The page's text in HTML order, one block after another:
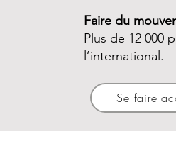
Faire du
Plus de 12 000
l’international.
Se faire